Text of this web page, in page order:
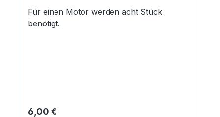
Für einen Motor werden acht Stück
benötigt.
Regulärer Preis:
6,00 €